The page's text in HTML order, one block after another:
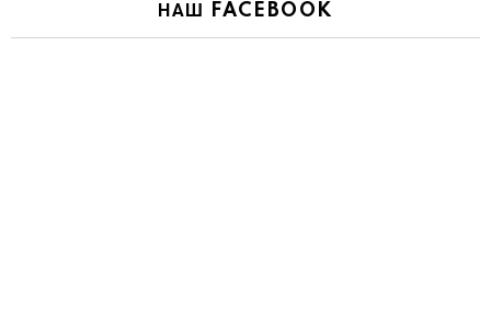
НАШ FACEBOOK